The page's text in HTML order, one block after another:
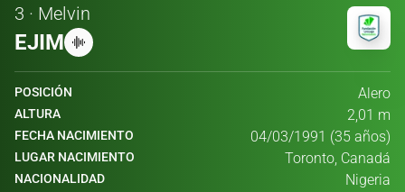
3 · Melvin
EJIM
POSICIÓN Alero
ALTURA 2,01 m
FECHA NACIMIENTO 04/03/1991 (35 años)
LUGAR NACIMIENTO Toronto, Canadá
NACIONALIDAD Nigeria